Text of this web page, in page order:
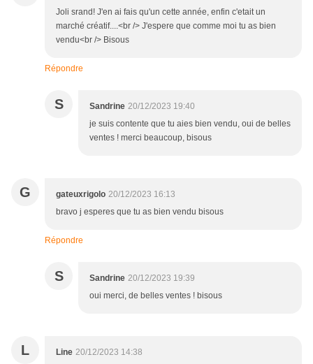
Joli srand! J'en ai fais qu'un cette année, enfin c'etait un
marché créatif....<br /> J'espere que comme moi tu as bien
vendu<br /> Bisous
Répondre
S Sandrine 20/12/2023 19:40
je suis contente que tu aies bien vendu, oui de belles
ventes ! merci beaucoup, bisous
G gateuxrigolo 20/12/2023 16:13
bravo j esperes que tu as bien vendu bisous
Répondre
S Sandrine 20/12/2023 19:39
oui merci, de belles ventes ! bisous
L Line 20/12/2023 14:38